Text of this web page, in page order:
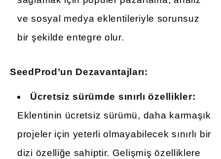
ve sosyal medya eklentileriyle sorunsuz
bir şekilde entegre olur.
SeedProd’un Dezavantajları:
Ücretsiz sürümde sınırlı özellikler:
Eklentinin ücretsiz sürümü, daha karmaşık
projeler için yeterli olmayabilecek sınırlı bir
dizi özelliğe sahiptir. Gelişmiş özelliklere